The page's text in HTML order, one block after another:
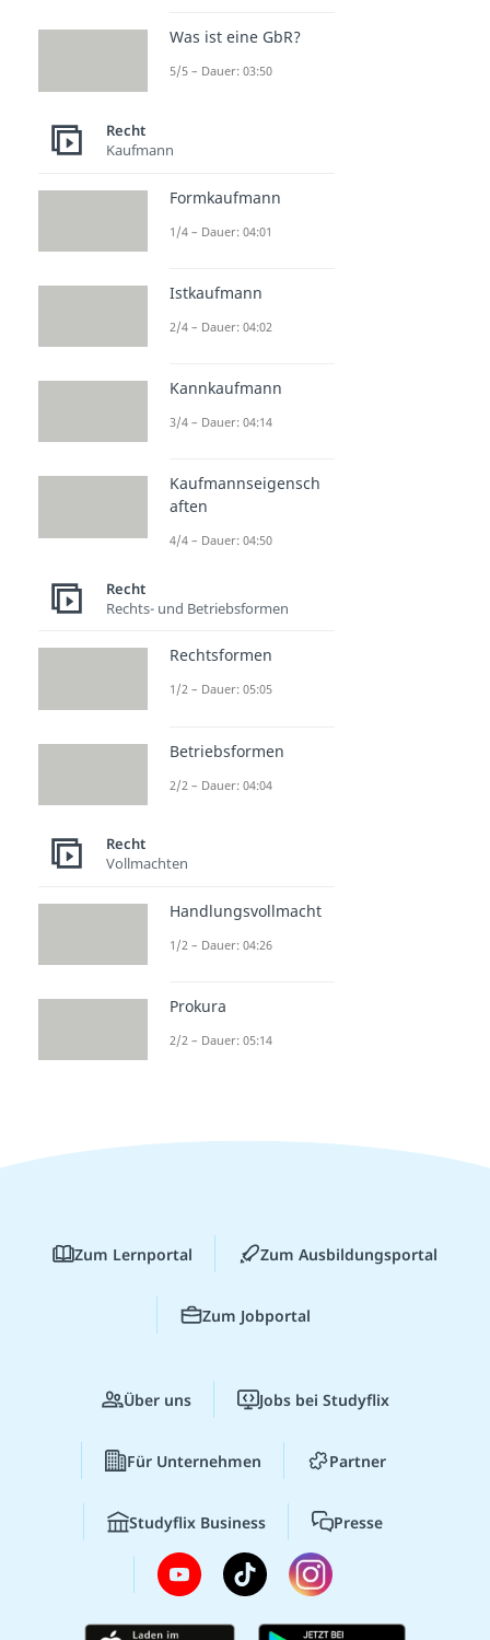
Was ist eine GbR?
5/5 – Dauer: 03:50
Recht
Kaufmann
Formkaufmann
1/4 – Dauer: 04:01
Istkaufmann
2/4 – Dauer: 04:02
Kannkaufmann
3/4 – Dauer: 04:14
Kaufmannseigensch
aften
4/4 – Dauer: 04:50
Recht
Rechts- und Betriebsformen
Rechtsformen
1/2 – Dauer: 05:05
Betriebsformen
2/2 – Dauer: 04:04
Recht
Vollmachten
Handlungsvollmacht
1/2 – Dauer: 04:26
Prokura
2/2 – Dauer: 05:14
Zum Lernportal Zum Ausbildungsportal
Zum Jobportal
Über uns Jobs bei Studyflix
Für Unternehmen Partner
Studyflix Business Presse